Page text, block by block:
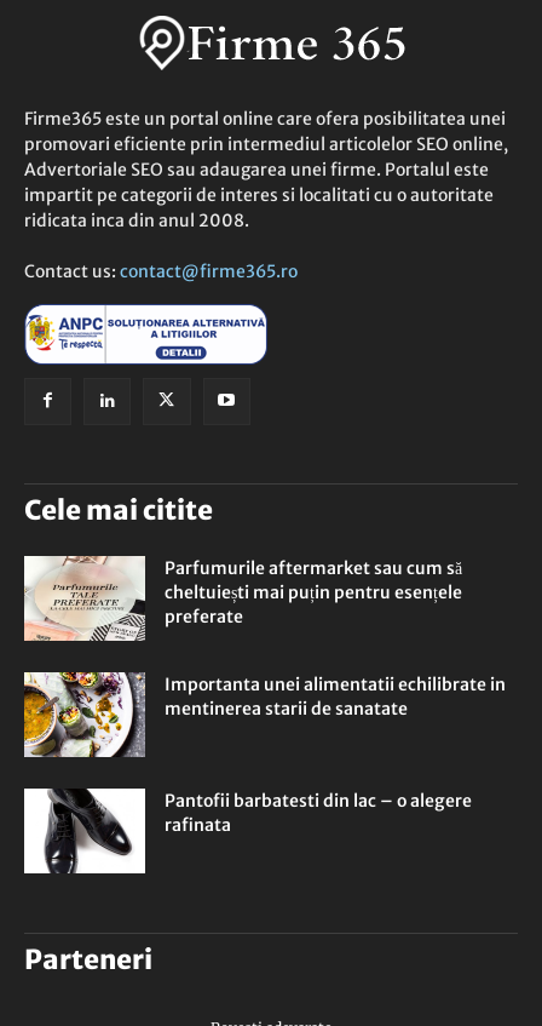
Firme365 este un portal online care ofera posibilitatea unei
promovari eficiente prin intermediul articolelor SEO online,
Advertoriale SEO sau adaugarea unei firme. Portalul este
impartit pe categorii de interes si localitati cu o autoritate
ridicata inca din anul 2008.
Contact us: contact@firme365.ro
Cele mai citite
Parfumurile aftermarket sau cum să
cheltuiești mai puțin pentru esențele
preferate
Importanta unei alimentatii echilibrate in
mentinerea starii de sanatate
Pantofii barbatesti din lac – o alegere
rafinata
Parteneri